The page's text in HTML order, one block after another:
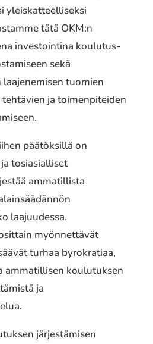
yleiskatteelliseksi
tätä OKM:n
investointina koulutus-
sekä
tuomien
ja toimenpiteiden
päätöksillä on
tosiasialliset
ammatillista
laajuudessa.
myönnettävät
turhaa byrokratiaa,
ammatillisen koulutuksen
ja
järjestämisen